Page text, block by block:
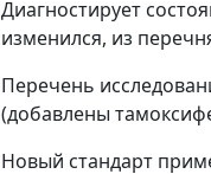
Диагностирует
изменился, из
Перечень
(добавлены
Новый стандарт